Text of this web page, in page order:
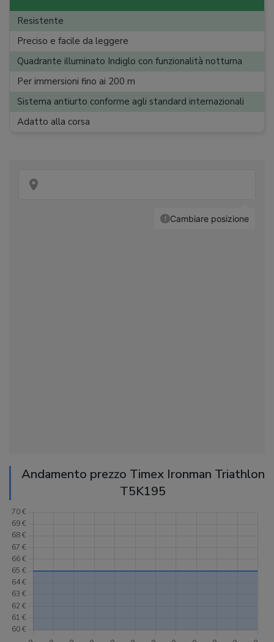
Larghezza cinturino
Tipo di chiusura
Ardiglione
Peso
55 g
Resistente
Preciso e facile da leggere
Quadrante illuminato Indiglo con funzionalità notturna
Per immersioni fino ai 200 m
Sistema antiurto conforme agli standard internazionali
Adatto alla corsa
Andamento prezzo Timex Ironman Triathlon
T5K195